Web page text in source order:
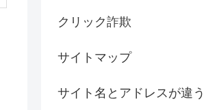
クリック詐欺
サイトマップ
サイト名とアドレスが違う